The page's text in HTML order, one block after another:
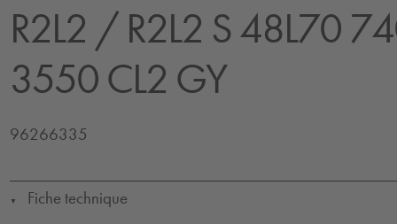
R2L2 / R2L2 S 48L70
3550 CL2 GY
96266335
▼
Fiche technique